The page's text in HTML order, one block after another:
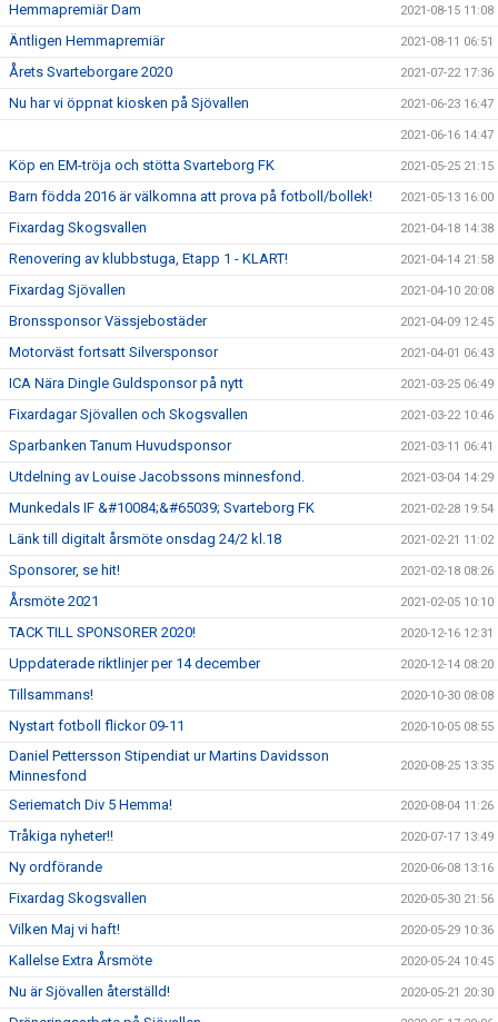
Hemmapremiär Dam 2021-08-15 11:08
Äntligen Hemmapremiär 2021-08-11 06:51
Årets Svarteborgare 2020 2021-07-22 17:36
Nu har vi öppnat kiosken på Sjövallen 2021-06-23 16:47
2021-06-16 14:47
Köp en EM-tröja och stötta Svarteborg FK 2021-05-25 21:15
Barn födda 2016 är välkomna att prova på fotboll/bollek! 2021-05-13 16:00
Fixardag Skogsvallen 2021-04-18 14:38
Renovering av klubbstuga, Etapp 1 - KLART! 2021-04-14 21:58
Fixardag Sjövallen 2021-04-10 20:08
Bronssponsor Vässjebostäder 2021-04-09 12:45
Motorväst fortsatt Silversponsor 2021-04-01 06:43
ICA Nära Dingle Guldsponsor på nytt 2021-03-25 06:49
Fixardagar Sjövallen och Skogsvallen 2021-03-22 10:46
Sparbanken Tanum Huvudsponsor 2021-03-11 06:41
Utdelning av Louise Jacobssons minnesfond. 2021-03-04 14:29
Munkedals IF &#10084;&#65039; Svarteborg FK 2021-02-28 19:54
Länk till digitalt årsmöte onsdag 24/2 kl.18 2021-02-21 11:02
Sponsorer, se hit! 2021-02-18 08:26
Årsmöte 2021 2021-02-05 10:10
TACK TILL SPONSORER 2020! 2020-12-16 12:31
Uppdaterade riktlinjer per 14 december 2020-12-14 08:20
Tillsammans! 2020-10-30 08:08
Nystart fotboll flickor 09-11 2020-10-05 08:55
Daniel Pettersson Stipendiat ur Martins Davidsson
Minnesfond
2020-08-25 13:35
Seriematch Div 5 Hemma! 2020-08-04 11:26
Tråkiga nyheter!! 2020-07-17 13:49
Ny ordförande 2020-06-08 13:16
Fixardag Skogsvallen 2020-05-30 21:56
Vilken Maj vi haft! 2020-05-29 10:36
Kallelse Extra Årsmöte 2020-05-24 10:45
Nu är Sjövallen återställd! 2020-05-21 20:30